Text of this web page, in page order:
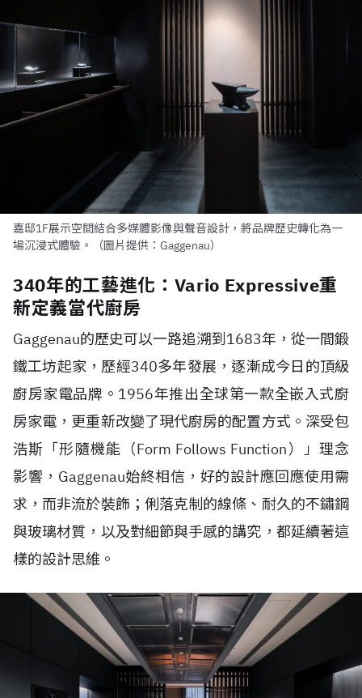
嘉邸1F展示空間結合多媒體影像與聲音設計，將品牌歷史轉化為一
場沉浸式體驗。（圖片提供：Gaggenau）
340年的工藝進化：Vario Expressive重
新定義當代廚房
Gaggenau的歷史可以一路追溯到1683年，從一間鍛
鐵工坊起家，歷經340多年發展，逐漸成今日的頂級
廚房家電品牌。1956年推出全球第一款全嵌入式廚
房家電，更重新改變了現代廚房的配置方式。深受包
浩斯「形隨機能（Form Follows Function）」理念
影響，Gaggenau始終相信，好的設計應回應使用需
求，而非流於裝飾；俐落克制的線條、耐久的不鏽鋼
與玻璃材質，以及對細節與手感的講究，都延續著這
樣的設計思維。